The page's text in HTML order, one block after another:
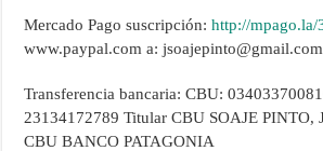
Mercado Pago suscripción:http://mpago.la/
www.paypal.com a: jsoajepinto@gmail.com
Transferencia bancaria: CBU:
23134172789 Titular CBU SOAJE PINTO,
CBU BANCO PATAGONIA